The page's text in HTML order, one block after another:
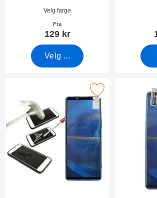
Varenummer 41363
Velg farge
Fra
129 kr
Velg ...
Skjermbeskyttelse av glass Sony Xperia 5
Merk